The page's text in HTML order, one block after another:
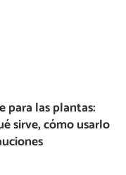
para las plantas:
sirve, cómo usarlo